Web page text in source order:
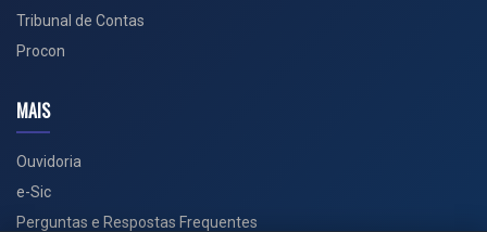
Tribunal de Contas
Procon
MAIS
Ouvidoria
e-Sic
Perguntas e Respostas Frequentes